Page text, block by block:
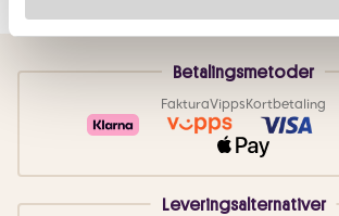
Betalingsmetoder
FakturaVippsKortbetaling
Leveringsalternativer